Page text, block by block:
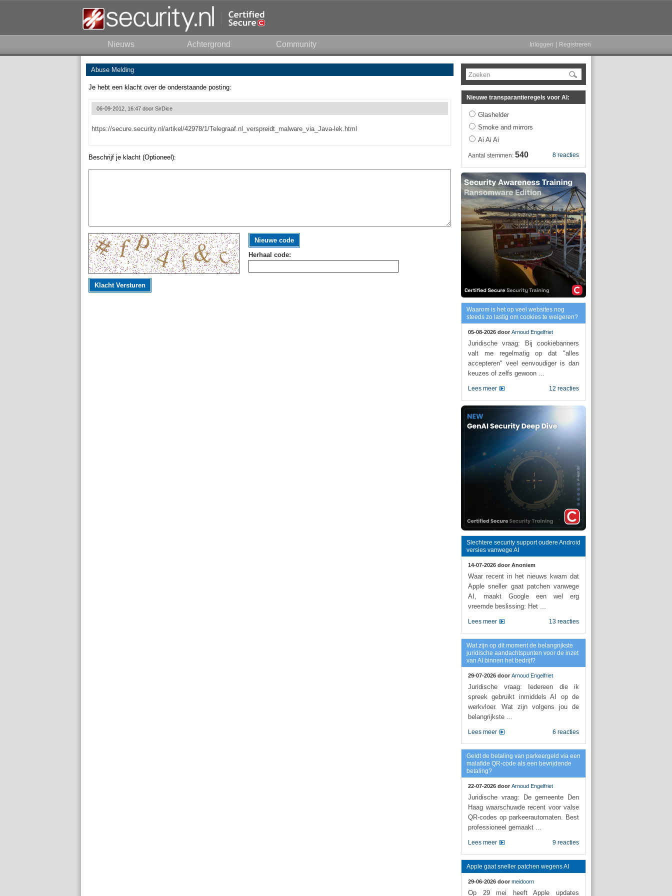
Nieuws Achtergrond Community Inloggen Registreren
Abuse Melding
Je hebt een klacht over de onderstaande posting:
06-09-2012, 16:47 door SirDice
https://secure.security.nl/artikel/42978/1/Telegraaf.nl_verspreidt_malware_via_Java-lek.html
Beschrijf je klacht (Optioneel):
Nieuwe code
Herhaal code:
Klacht Versturen
Zoeken
Nieuwe transparantieregels voor AI:
Glashelder
Smoke and mirrors
Ai Ai Ai
8 reacties
Aantal stemmen: 540
Waarom is het op veel websites nog
steeds zo lastig om cookies te weigeren?
05-08-2026 door Arnoud Engelfriet
Juridische vraag: Bij cookiebanners
valt me regelmatig op dat "alles
accepteren" veel eenvoudiger is dan
keuzes of zelfs gewoon ...
12 reacties
Lees meer
Slechtere security support oudere Android
versies vanwege AI
14-07-2026 door Anoniem
Waar recent in het nieuws kwam dat
Apple sneller gaat patchen vanwege
AI, maakt Google een wel erg
vreemde beslissing: Het ...
13 reacties
Lees meer
Wat zijn op dit moment de belangrijkste
juridische aandachtspunten voor de inzet
van AI binnen het bedrijf?
29-07-2026 door Arnoud Engelfriet
Juridische vraag: Iedereen die ik
spreek gebruikt inmiddels AI op de
werkvloer. Wat zijn volgens jou de
belangrijkste ...
6 reacties
Lees meer
Geldt de betaling van parkeergeld via een
malafide QR-code als een bevrijdende
betaling?
22-07-2026 door Arnoud Engelfriet
Juridische vraag: De gemeente Den
Haag waarschuwde recent voor valse
QR-codes op parkeerautomaten. Best
professioneel gemaakt ...
9 reacties
Lees meer
Apple gaat sneller patchen wegens AI
29-06-2026 door meidoorn
Op 29 mei heeft Apple updates